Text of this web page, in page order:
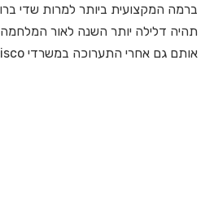
ברמה המקצועית ביותר למרות שדי
תהיה דלילה יותר השנה לאור
אותם גם אחרי התערוכה במשרדי Cisco בנתניה".